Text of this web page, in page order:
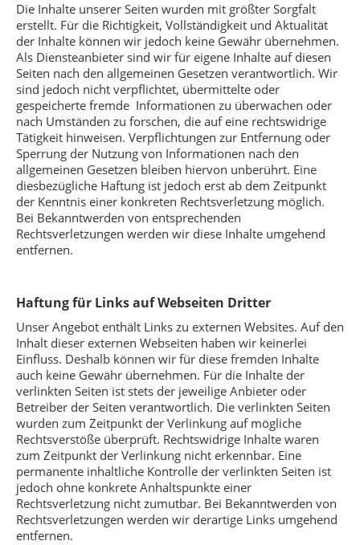
Die Inhalte unserer Seiten wurden mit größter Sorgfalt
erstellt. Für die Richtigkeit, Vollständigkeit und Aktualität
der Inhalte können wir jedoch keine Gewähr übernehmen.
Als Diensteanbieter sind wir für eigene Inhalte auf diesen
Seiten nach den allgemeinen Gesetzen verantwortlich. Wir
sind jedoch nicht verpflichtet, übermittelte oder
gespeicherte fremde Informationen zu überwachen oder
nach Umständen zu forschen, die auf eine rechtswidrige
Tätigkeit hinweisen. Verpflichtungen zur Entfernung oder
Sperrung der Nutzung von Informationen nach den
allgemeinen Gesetzen bleiben hiervon unberührt. Eine
diesbezügliche Haftung ist jedoch erst ab dem Zeitpunkt
der Kenntnis einer konkreten Rechtsverletzung möglich.
Bei Bekanntwerden von entsprechenden
Rechtsverletzungen werden wir diese Inhalte umgehend
entfernen.
Haftung für Links auf Webseiten Dritter
Unser Angebot enthält Links zu externen Websites. Auf den
Inhalt dieser externen Webseiten haben wir keinerlei
Einfluss. Deshalb können wir für diese fremden Inhalte
auch keine Gewähr übernehmen. Für die Inhalte der
verlinkten Seiten ist stets der jeweilige Anbieter oder
Betreiber der Seiten verantwortlich. Die verlinkten Seiten
wurden zum Zeitpunkt der Verlinkung auf mögliche
Rechtsverstöße überprüft. Rechtswidrige Inhalte waren
zum Zeitpunkt der Verlinkung nicht erkennbar. Eine
permanente inhaltliche Kontrolle der verlinkten Seiten ist
jedoch ohne konkrete Anhaltspunkte einer
Rechtsverletzung nicht zumutbar. Bei Bekanntwerden von
Rechtsverletzungen werden wir derartige Links umgehend
entfernen.